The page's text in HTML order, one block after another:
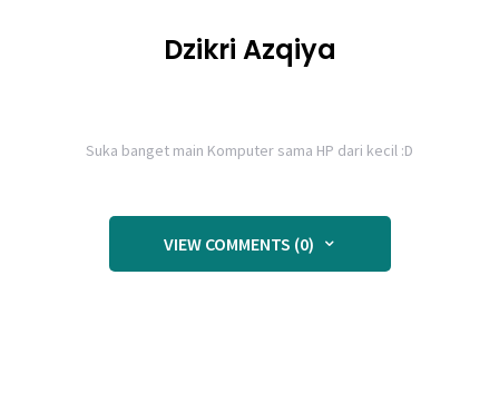
Dzikri Azqiya
Suka banget main Komputer sama HP dari kecil :D
VIEW COMMENTS (0)